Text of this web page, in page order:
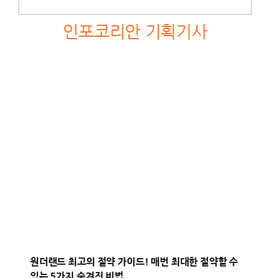
인포코리안 기획기사
원더랜드 최고의 절약 가이드! 매번 최대한 절약할 수